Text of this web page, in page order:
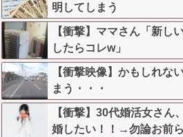
明してしまう
【衝撃】ママさん「新し
したらコレw」
【衝撃映像】かもしれな
まう・・・
【衝撃】30代婚活女さん
婚したい！！→勿論お前